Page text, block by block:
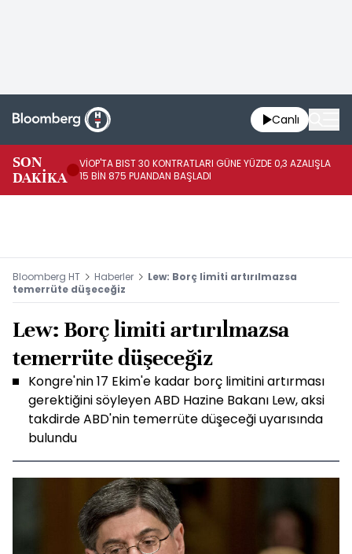
Canlı
SON
DAKİKA
VİOP'TA BIST 30 KONTRATLARI GÜNE YÜZDE 0,3 AZALIŞLA
15 BİN 875 PUANDAN BAŞLADI
Bloomberg HT Haberler
Lew: Borç limiti artırılmazsa
temerrüte düşeceğiz
Lew: Borç limiti artırılmazsa
temerrüte düşeceğiz
Kongre'nin 17 Ekim'e kadar borç limitini artırması
gerektiğini söyleyen ABD Hazine Bakanı Lew, aksi
takdirde ABD'nin temerrüte düşeceği uyarısında
bulundu